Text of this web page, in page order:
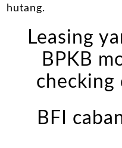
hutang.
Leasing
BPKB
checking
BFI